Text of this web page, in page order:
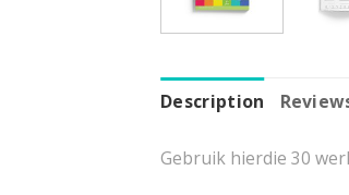
Description
Gebruik hierdie 30